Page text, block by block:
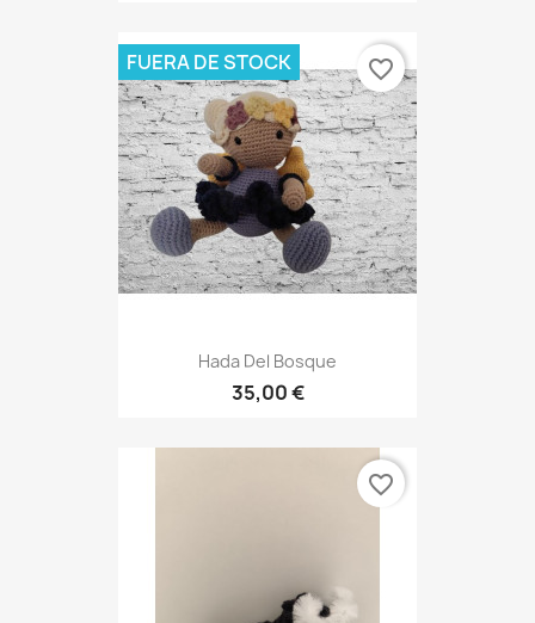
Hada Del Bosque
35,00 €
FUERA DE STOCK favorite_border
favorite_border